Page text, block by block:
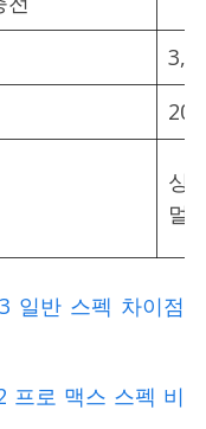
싱
멀
일반 스펙 차이점
프로 맥스 스펙 비